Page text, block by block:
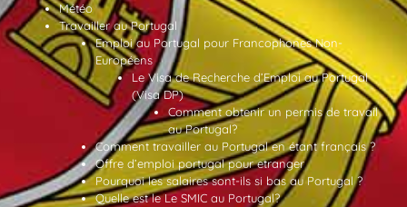
Météo
Travailler au Portugal
Emploi au Portugal pour Francophones Non-
Européens
Le Visa de Recherche d’Emploi au Portugal
(Visa DP)
Comment obtenir un permis de travail
au Portugal?
Comment travailler au Portugal en étant français ?
Offre d’emploi portugal pour etranger
Pourquoi les salaires sont-ils si bas au Portugal ?
Quelle est le Le SMIC au Portugal?